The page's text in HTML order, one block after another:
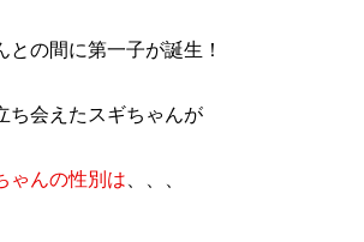
との間に第一子が誕生！
ち会えたスギちゃんが
ゃんの性別は